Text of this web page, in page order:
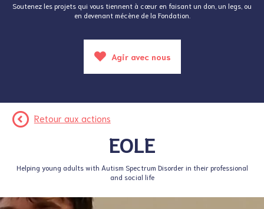
Soutenez les projets qui vous tiennent à cœur en faisant un don, un legs, ou
en devenant mécène de la Fondation.
Agir avec nous
Retour aux actions
EOLE
Helping young adults with Autism Spectrum Disorder in their professional
and social life